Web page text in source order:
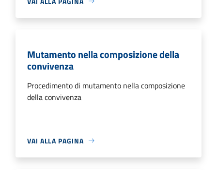
Mutamento nella composizione della
convivenza
Procedimento di mutamento nella composizione
della convivenza
VAI ALLA PAGINA